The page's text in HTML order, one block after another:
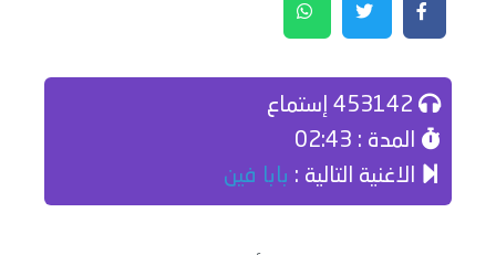
المدة : 02:43
الاغنية التالية : بابا فين